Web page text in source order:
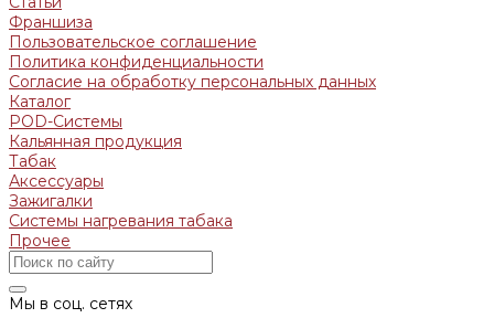
Франшиза
Пользовательское соглашение
Политика конфиденциальности
Согласие на обработку персональных данных
Каталог
POD-Системы
Кальянная продукция
Табак
Аксессуары
Зажигалки
Системы нагревания табака
Прочее
Мы в соц. сетях